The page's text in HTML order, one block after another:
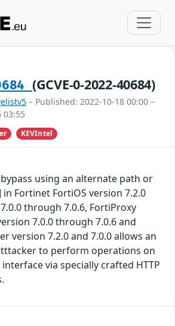
(GCVE-0-2022-40684)
– Published: 2022-10-18 00:00 –
03:55
KEVIntel
using an alternate path or
in Fortinet FortiOS version 7.2.0
through 7.0.6, FortiProxy
7.0.0 through 7.0.6 and
version 7.2.0 and 7.0.0 allows an
to perform operations on
via specially crafted HTTP